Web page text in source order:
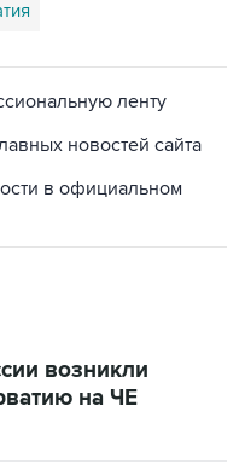
ленту
новостей сайта
в официальном
возникли
на ЧЕ